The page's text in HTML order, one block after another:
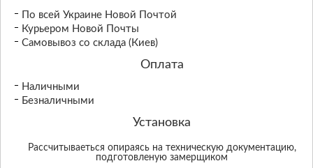
По всей Украине Новой Почтой
Курьером Новой Почты
Самовывоз со склада (Киев)
Оплата
Наличными
Безналичными
Установка
Рассчитываеться опираясь на техническую документацию,
подготовленую замерщиком